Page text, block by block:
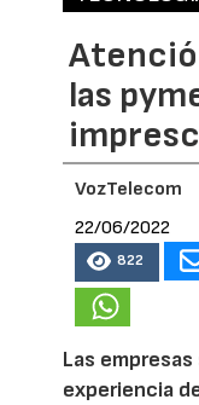
las
VozTelecom
22/06/2022
822
Las
experiencia